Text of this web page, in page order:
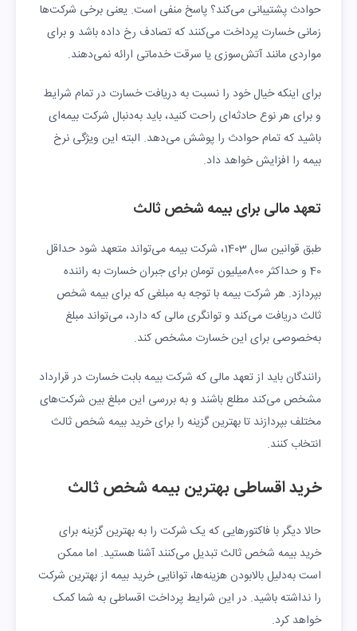
حوادث پشتیبانی می‌کند؟ پاسخ منفی است. یعنی برخی شرکت‌ها
زمانی خسارت پرداخت می‌کنند که تصادف رخ داده باشد و برای
مواردی مانند آتش‌سوزی یا سرقت خدماتی ارائه نمی‌دهند.
برای اینکه خیال خود را نسبت به دریافت خسارت در تمام شرایط
و برای هر نوع حادثه‌ای راحت کنید، باید به‌دنبال شرکت بیمه‌ای
باشید که تمام حوادث را پوشش می‌دهد. البته این ویژگی نرخ
بیمه را افزایش خواهد داد.
تعهد مالی برای بیمه شخص ثالث
طبق قوانین سال 1403، شرکت بیمه می‌تواند متعهد شود حداقل
40 و حداکثر 800میلیون تومان برای جبران خسارت به راننده
بپردازد. هر شرکت بیمه با توجه به مبلغی که برای بیمه شخص
ثالث دریافت می‌کند و توانگری مالی که دارد، می‌تواند مبلغ
به‌خصوصی برای این خسارت مشخص کند.
رانندگان باید از تعهد مالی که شرکت بیمه بابت خسارت در قرارداد
مشخص می‌کند مطلع باشند و به بررسی این مبلغ بین شرکت‌های
مختلف بپردازند تا بهترین گزینه را برای خرید بیمه شخص ثالث
انتخاب کنند.
خرید اقساطی بهترین بیمه شخص ثالث
حالا دیگر با فاکتورهایی که یک شرکت را به بهترین گزینه برای
خرید بیمه شخص ثالث تبدیل می‌کنند آشنا هستید. اما ممکن
است به‌دلیل بالابودن هزینه‌ها، توانایی خرید بیمه از بهترین شرکت
را نداشته باشید. در این شرایط پرداخت اقساطی به شما کمک
خواهد کرد.